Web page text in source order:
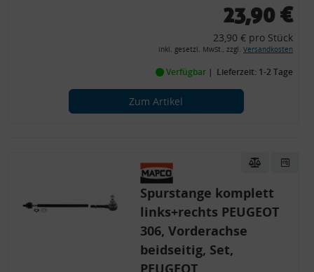
23,90 €
23,90 € pro Stück
inkl. gesetzl. MwSt., zzgl. Versandkosten
Verfügbar Lieferzeit: 1-2 Tage
Zum Artikel
Spurstange komplett
links+rechts PEUGEOT
306, Vorderachse
beidseitig, Set,
PEUGEOT